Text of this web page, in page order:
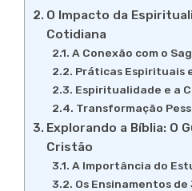
O Impacto da
Cotidiana
A Conexão com o
Práticas Espirituais
Espiritualidade e a
Transformação
Explorando a Bíblia: O
Cristão
A Importância do
Os Ensinamentos de